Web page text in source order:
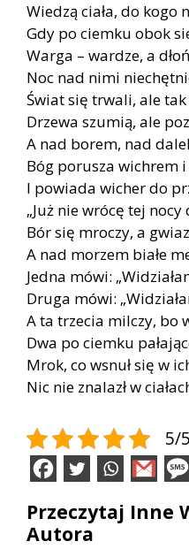
Wiedzą ciała, do kogo
Gdy po ciemku obok
Warga – wardze, a
Noc nad nimi
Świat się trwali, ale
Drzewa szumią, ale
A nad borem, nad
Bóg porusza wichrem
I powiada wicher do
„Już nie wrócę tej nocy
Bór się mroczy, a
A nad morzem białe
Jedna mówi:
Druga mówi:
A ta trzecia milczy, bo
Dwa po ciemku
Mrok, co wsnuł się w
Nic nie znalazł w
5/
Przeczytaj Inne
Autora